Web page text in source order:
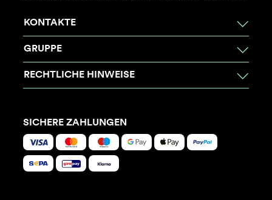
KONTAKTE
GRUPPE
RECHTLICHE HINWEISE
SICHERE ZAHLUNGEN